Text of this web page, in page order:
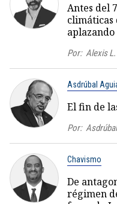
Antes del
climáticas
aplazando
Por: Alexis
Asdrúbal
El fin de
Por:
Chavismo
De
régimen